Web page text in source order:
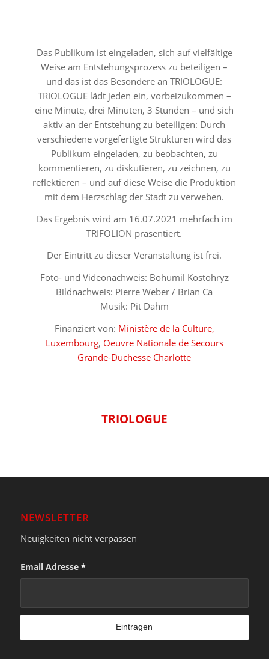
Das Publikum ist eingeladen, sich auf vielfältige
Weise am Entstehungsprozess zu beteiligen –
und das ist das Besondere an TRIOLOGUE:
TRIOLOGUE lädt jeden ein, vorbeizukommen –
eine Minute, drei Minuten, 3 Stunden – und sich
aktiv an der Entstehung zu beteiligen: Durch
verschiedene vorgefertigte Strukturen wird das
Publikum eingeladen, zu beobachten, zu
kommentieren, zu diskutieren, zu zeichnen, zu
reflektieren – und auf diese Weise die Produktion
mit dem Herzschlag der Stadt zu verweben.
Das Ergebnis wird am 16.07.2021 mehrfach im
TRIFOLION präsentiert.
Der Eintritt zu dieser Veranstaltung ist frei.
Foto- und Videonachweis: Bohumil Kostohryz
Bildnachweis: Pierre Weber / Brian Ca
Musik: Pit Dahm
Finanziert von: Ministère de la Culture,
Luxembourg, Oeuvre Nationale de Secours
Grande-Duchesse Charlotte
TRIOLOGUE
NEWSLETTER
Neuigkeiten nicht verpassen
Email Adresse *